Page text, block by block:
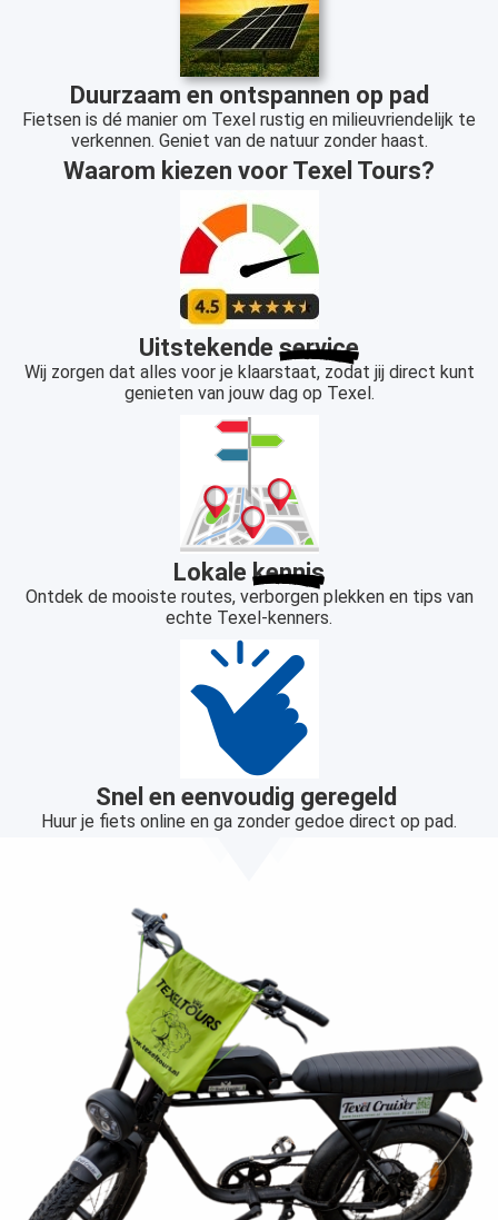
Duurzaam en ontspannen op pad
Fietsen is dé manier om Texel rustig en milieuvriendelijk te
verkennen. Geniet van de natuur zonder haast.
Waarom kiezen voor Texel Tours?
Uitstekende service
Wij zorgen dat alles voor je klaarstaat, zodat jij direct kunt
genieten van jouw dag op Texel.
Lokale kennis
Ontdek de mooiste routes, verborgen plekken en tips van
echte Texel-kenners.
Snel en eenvoudig geregeld
Huur je fiets online en ga zonder gedoe direct op pad.